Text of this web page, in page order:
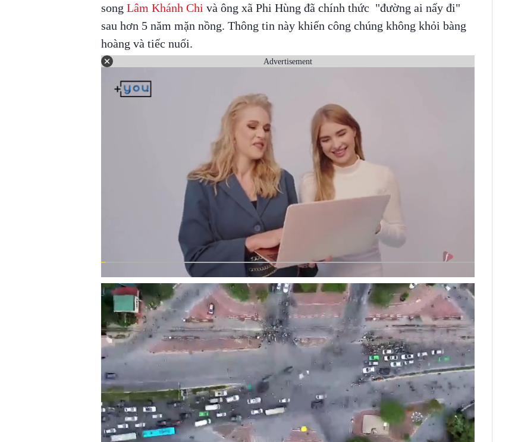
song Lâm Khánh Chi và ông xã Phi Hùng đã chính thức "đường ai nấy đi"
sau hơn 5 năm mặn nồng. Thông tin này khiến công chúng không khỏi bàng
hoàng và tiếc nuối.
Advertisement